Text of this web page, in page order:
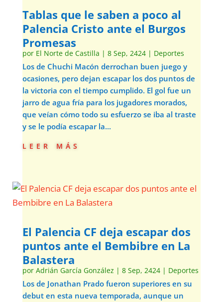
Tablas que le saben a poco al
Palencia Cristo ante el Burgos
Promesas
por El Norte de Castilla | 8 Sep, 2424| Deportes
Los de Chuchi Macón derrochan buen juego y
ocasiones, pero dejan escapar los dos puntos de
la victoria con el tiempo cumplido. El gol fue un
jarro de agua fría para los jugadores morados,
que veían cómo todo su esfuerzo se iba al traste
y se le podía escapar la...
leer más
El Palencia CF deja escapar dos
puntos ante el Bembibre en La
Balastera
por Adrián García González | 8 Sep, 2424| Deportes
Los de Jonathan Prado fueron superiores en su
debut en esta nueva temporada, aunque un